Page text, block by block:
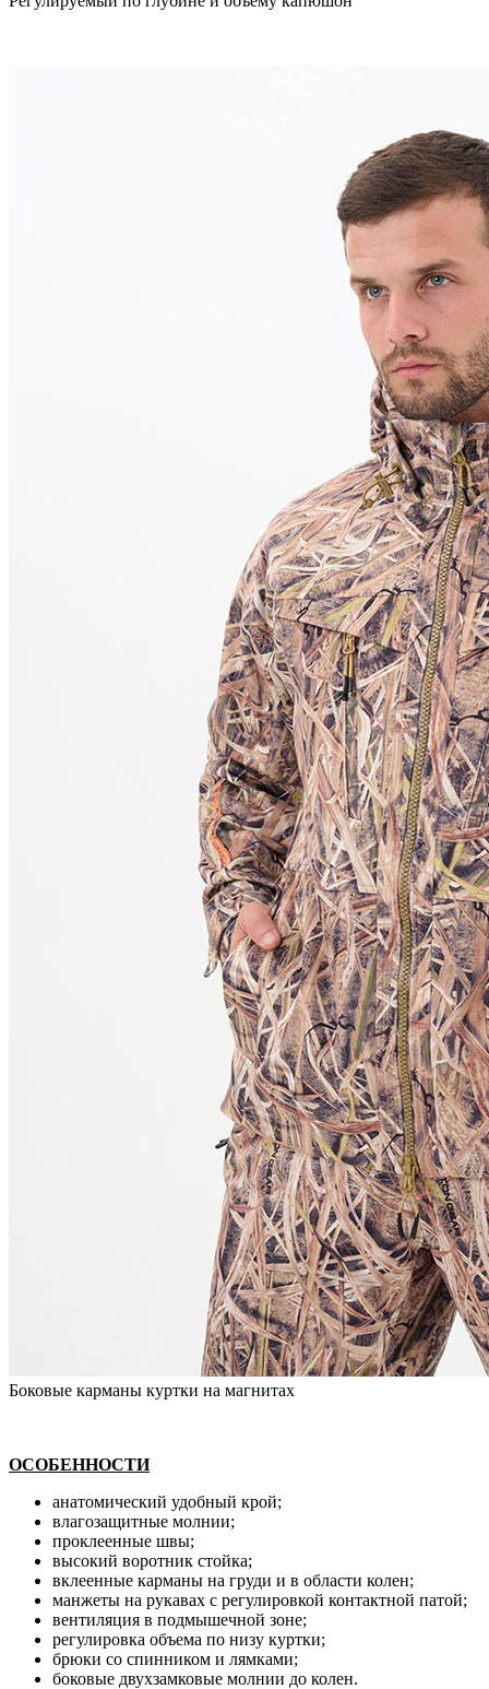
Боковые карманы куртки на магнитах
ОСОБЕННОСТИ
анатомический удобный крой;
влагозащитные молнии;
проклеенные швы;
высокий воротник стойка;
вклеенные карманы на груди и в области колен;
манжеты на рукавах с регулировкой контактной патой;
вентиляция в подмышечной зоне;
регулировка объема по низу куртки;
брюки со спинником и лямками;
боковые двухзамковые молнии до колен.